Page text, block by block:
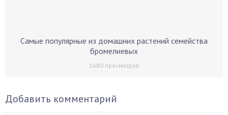
Самые популярные из домашних растений семейства
бромелиевых
1680просмотров
Добавить комментарий